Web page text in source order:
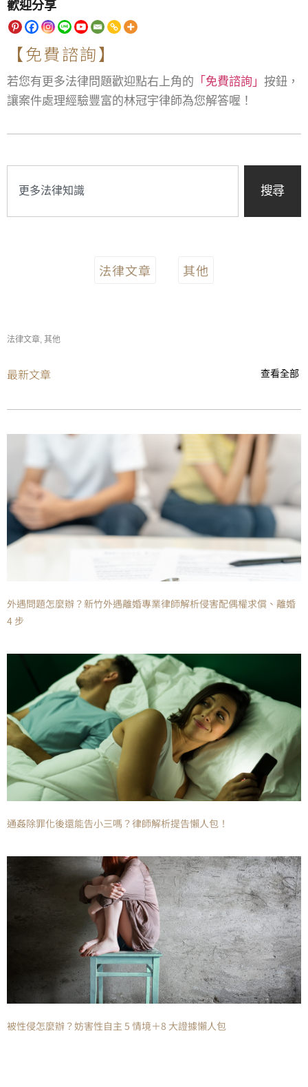
歡迎分享
【免費諮詢】
若您有更多法律問題歡迎點右上角的 「免費諮詢」 按鈕，
讓案件處理經驗豐富的林冠宇律師為您解答喔！
搜尋
法律文章 其他
法律文章 其他
最新文章 查看全部
外遇問題怎麼辦？新竹外遇離婚專業律師解析侵害配偶權求償、離婚
4 步
通姦除罪化後還能告小三嗎？律師解析提告懶人包！
被性侵怎麼辦？妨害性自主 5 情境＋8 大證據懶人包